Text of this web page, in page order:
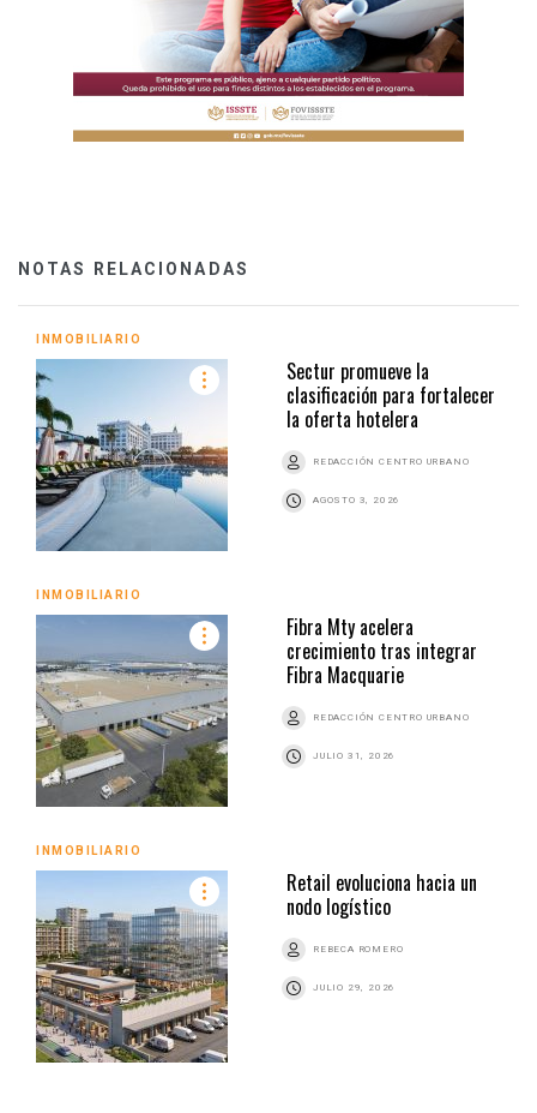
NOTAS RELACIONADAS
INMOBILIARIO
Sectur promueve la
clasificación para fortalecer
la oferta hotelera
REDACCIÓN CENTRO URBANO
AGOSTO 3, 2026
INMOBILIARIO
Fibra Mty acelera
crecimiento tras integrar
Fibra Macquarie
REDACCIÓN CENTRO URBANO
JULIO 31, 2026
INMOBILIARIO
Retail evoluciona hacia un
nodo logístico
REBECA ROMERO
JULIO 29, 2026